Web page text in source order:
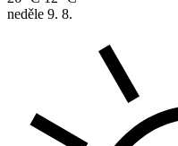
neděle 9. 8.